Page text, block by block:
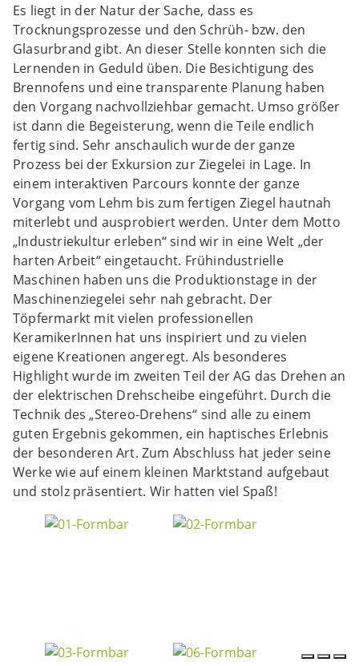
Es liegt in der Natur der Sache, dass es
Trocknungsprozesse und den Schrüh- bzw. den
Glasurbrand gibt. An dieser Stelle konnten sich die
Lernenden in Geduld üben. Die Besichtigung des
Brennofens und eine transparente Planung haben
den Vorgang nachvollziehbar gemacht. Umso größer
ist dann die Begeisterung, wenn die Teile endlich
fertig sind. Sehr anschaulich wurde der ganze
Prozess bei der Exkursion zur Ziegelei in Lage. In
einem interaktiven Parcours konnte der ganze
Vorgang vom Lehm bis zum fertigen Ziegel hautnah
miterlebt und ausprobiert werden. Unter dem Motto
„Industriekultur erleben“ sind wir in eine Welt „der
harten Arbeit“ eingetaucht. Frühindustrielle
Maschinen haben uns die Produktionstage in der
Maschinenziegelei sehr nah gebracht. Der
Töpfermarkt mit vielen professionellen
KeramikerInnen hat uns inspiriert und zu vielen
eigene Kreationen angeregt. Als besonderes
Highlight wurde im zweiten Teil der AG das Drehen an
der elektrischen Drehscheibe eingeführt. Durch die
Technik des „Stereo-Drehens“ sind alle zu einem
guten Ergebnis gekommen, ein haptisches Erlebnis
der besonderen Art. Zum Abschluss hat jeder seine
Werke wie auf einem kleinen Marktstand aufgebaut
und stolz präsentiert. Wir hatten viel Spaß!